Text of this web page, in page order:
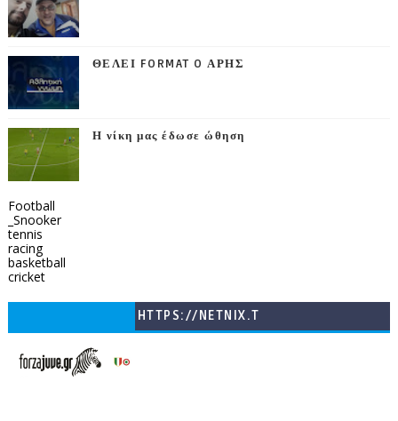
ΘΕΛΕΙ FORMAT O ΑΡΗΣ
Η νίκη μας έδωσε ώθηση
Football
_Snooker
tennis
racing
basketball
cricket
HTTPS://NETNIX.T